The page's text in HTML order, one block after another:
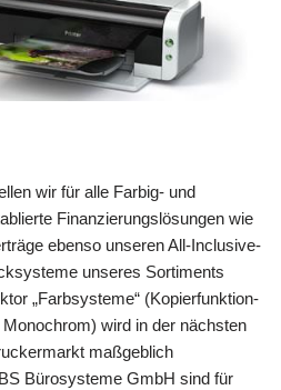
wir für alle Farbig- und
Finanzierungslösungen wie
ebenso unseren All-Inclusive-
unseres Sortiments
„Farbsysteme“ (Kopierfunktion-
wird in der nächsten
maßgeblich
Bürosysteme GmbH sind für